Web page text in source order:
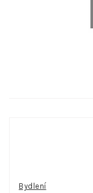
Bydlení